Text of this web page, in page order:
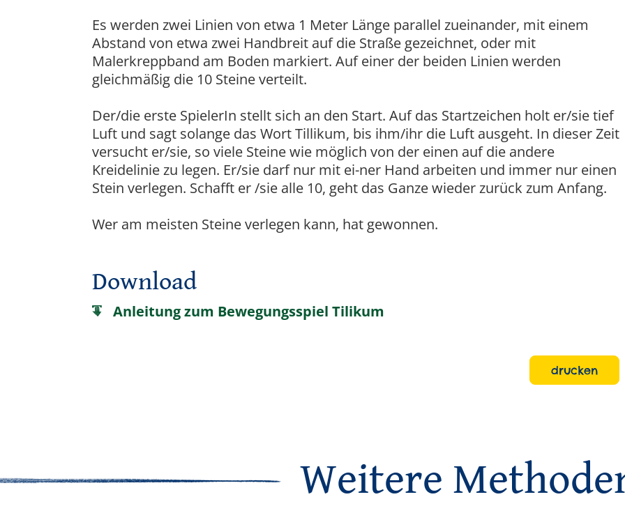
Es werden zwei Linien von etwa 1 Meter Länge parallel zueinander, mit einem
Abstand von etwa zwei Handbreit auf die Straße gezeichnet, oder mit
Malerkreppband am Boden markiert. Auf einer der beiden Linien werden
gleichmäßig die 10 Steine verteilt.
Der/die erste SpielerIn stellt sich an den Start. Auf das Startzeichen holt er/sie tief
Luft und sagt solange das Wort Tillikum, bis ihm/ihr die Luft ausgeht. In dieser Zeit
versucht er/sie, so viele Steine wie möglich von der einen auf die andere
Kreidelinie zu legen. Er/sie darf nur mit ei-ner Hand arbeiten und immer nur einen
Stein verlegen. Schafft er /sie alle 10, geht das Ganze wieder zurück zum Anfang.
Wer am meisten Steine verlegen kann, hat gewonnen.
Download
Anleitung zum Bewegungsspiel Tilikum
drucken
Weitere